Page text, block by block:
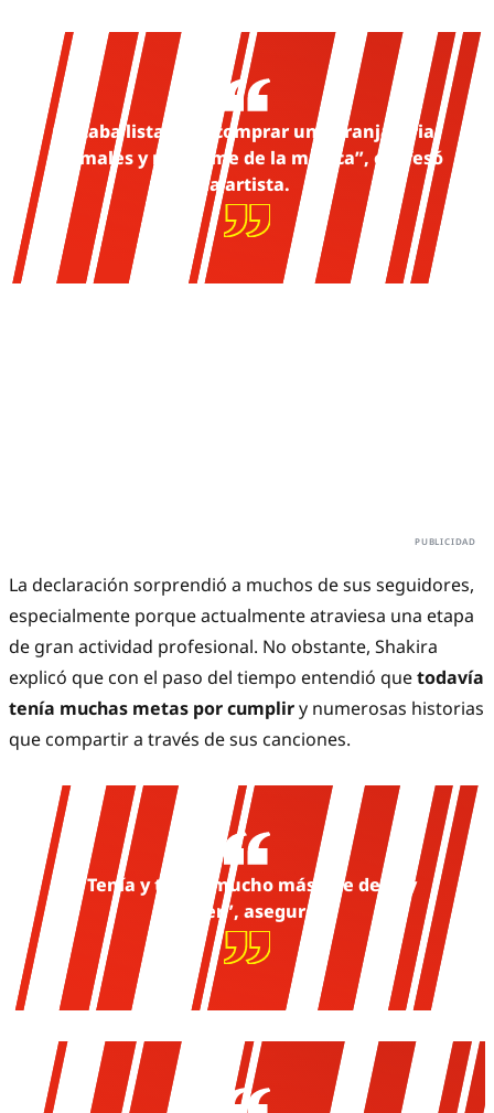
“Estaba lista para comprar una granja, criar
animales y retirarme de la música”, confesó
la artista.
La declaración sorprendió a muchos de sus seguidores,
especialmente porque actualmente atraviesa una etapa
de gran actividad profesional. No obstante, Shakira
explicó que con el paso del tiempo entendió quetodavía
tenía muchas metas por cumpliry numerosas historias
que compartir a través de sus canciones.
“Tenía y tengo mucho más que decir y
hacer”, aseguró.